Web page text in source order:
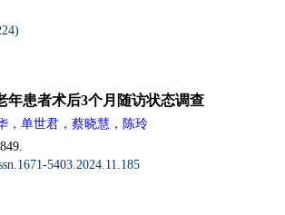
)
年患者术后3个月随访状态调查
，单世君，蔡晓慧，陈玲
5403.2024.11.185